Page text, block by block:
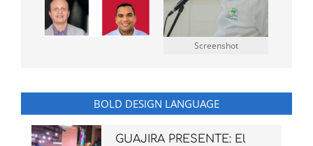
Screenshot
BOLD DESIGN LANGUAGE
GUAJIRA PRESENTE: El